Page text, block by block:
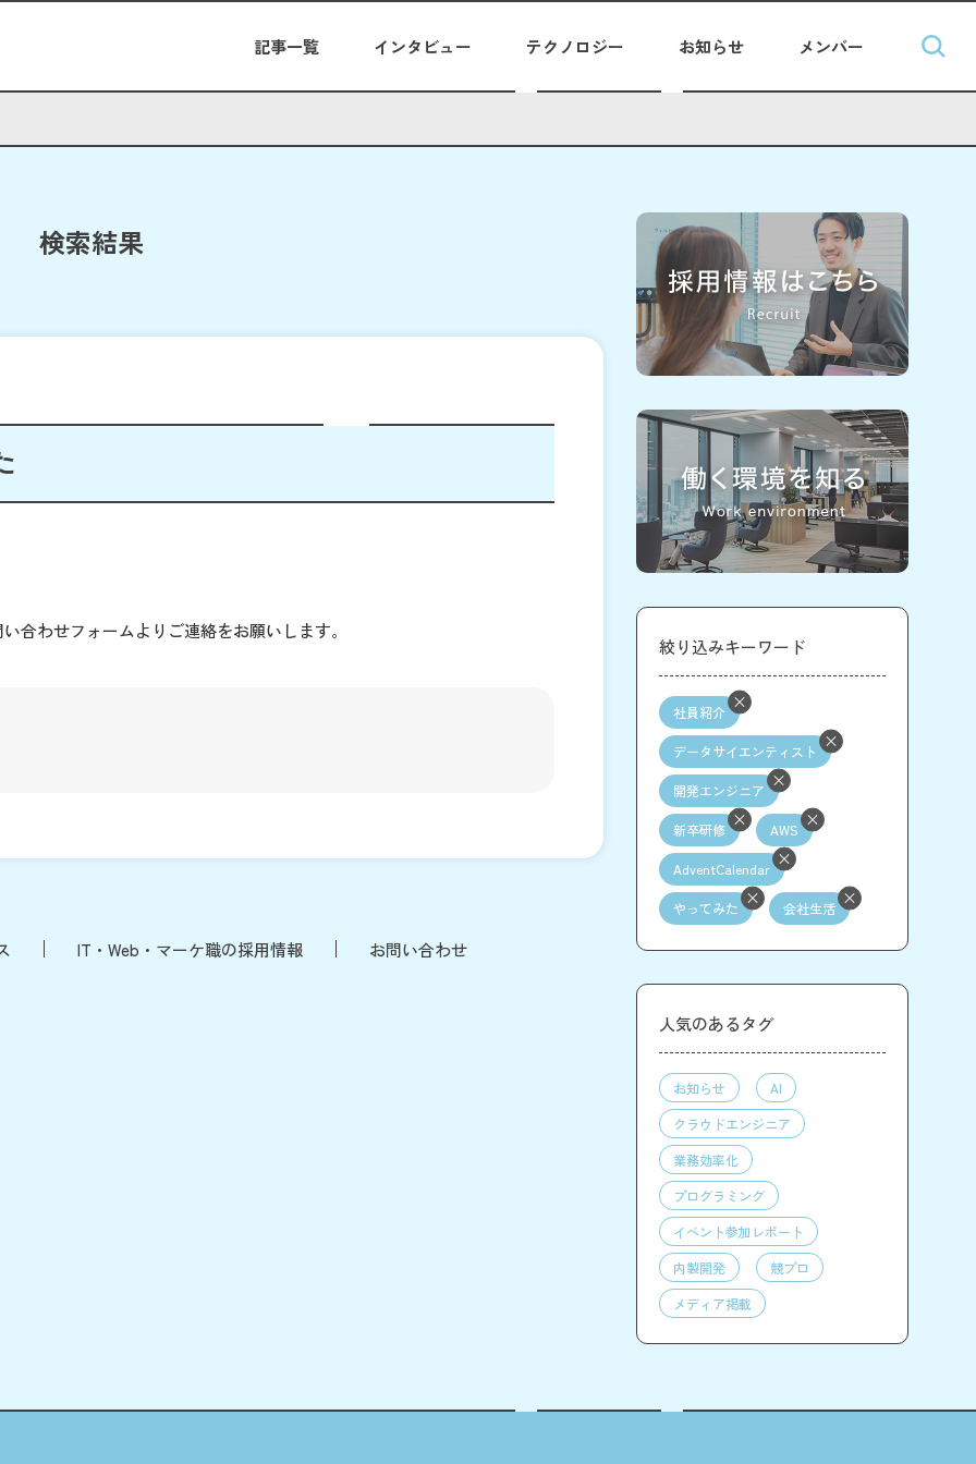
記事一覧 インタビュー テクノロジー お知らせ メンバー
検索結果
合わせフォームよりご連絡をお願いします。
IT・Web・マーケ職の採用情報 お問い合わせ
絞り込みキーワード
社員紹介
データサイエンティスト
開発エンジニア
新卒研修 AWS
AdventCalendar
やってみた 会社生活
人気のあるタグ
お知らせ
AI
クラウドエンジニア
業務効率化
プログラミング
イベント参加レポート
内製開発
競プロ
メディア掲載